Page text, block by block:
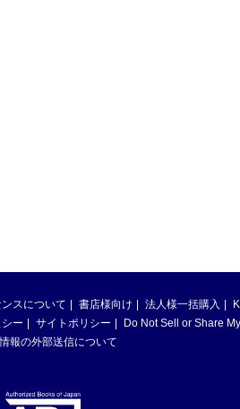
スについて 書店様向け 法人様一括購入
ー サイトポリシー
Do Not Sell or Share
報の外部送信について